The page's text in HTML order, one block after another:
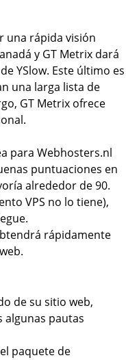
una rápida visión
y GT Metrix dará
YSlow. Este último es
una larga lista de
GT Metrix ofrece
para Webhosters.nl
puntuaciones en
alrededor de 90.
VPS no lo tiene),
rápidamente
de su sitio web,
algunas pautas
paquete de